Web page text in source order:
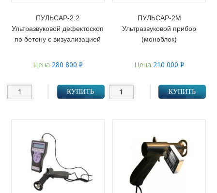
ПУЛЬСАР-2.2
Ультразвуковой дефектоскоп
по бетону с визуализацией
Цена 280 800 Р
КУПИТЬ
ПУЛЬСАР-2М
Ультразвуковой прибор
(моноблок)
Цена 210 000Р
КУПИТЬ